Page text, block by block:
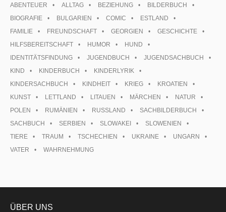
ABENTEUER ALLTAG BEZIEHUNG
BILDERBUCH
BIOGRAFIE
BULGARIEN COMIC
ESTLAND
FAMILIE
FREUNDSCHAFT GEORGIEN
GESCHICHTE
HILFSBEREITSCHAFT
HUMOR
HUND
IDENTITÄTSFINDUNG
JUGENDBUCH
JUGENDSACHBUCH
KIND
KINDERBUCH
KINDERLYRIK
KINDERSACHBUCH
KINDHEIT KRIEG
KROATIEN
KUNST
LETTLAND LITAUEN MÄRCHEN
NATUR
POLEN
RUMÄNIEN RUSSLAND
SACHBILDERBUCH
SACHBUCH
SERBIEN SLOWAKEI
SLOWENIEN
TIERE
TRAUM TSCHECHIEN UKRAINE
UNGARN
VATER
WAHRNEHMUNG
ÜBER UNS